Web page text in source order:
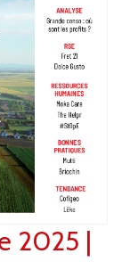
2025 |